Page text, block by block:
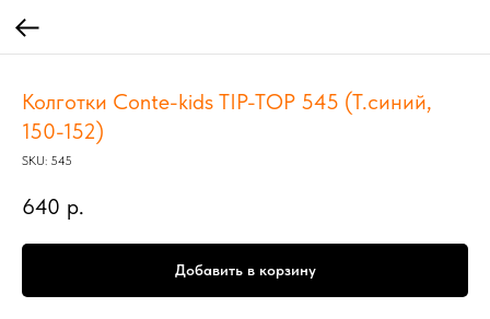
Колготки Conte-kids TIP-TOP 545 (Т.синий,
150-152)
SKU: 545
640 р.
Добавить в корзину